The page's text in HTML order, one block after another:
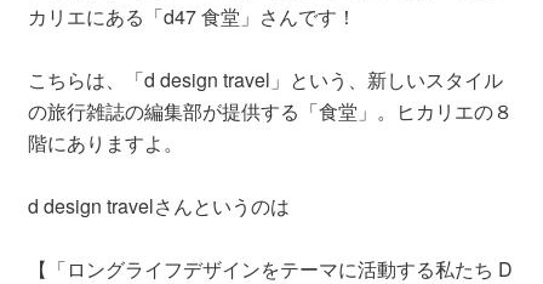
カリエにある「d47 食堂」さんです！
こちらは、「d design travel」という、新しいスタイル
の旅行雑誌の編集部が提供する「食堂」。ヒカリエの８
階にありますよ。
d design travelさんというのは
【「ロングライフデザインをテーマに活動する私たち D